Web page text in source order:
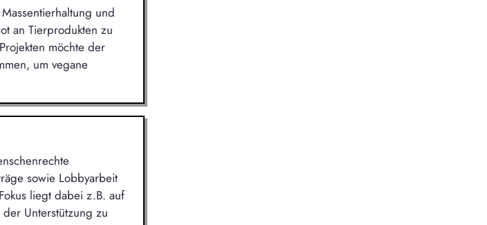
und
an Tierprodukten zu
möchte der
um vegane
sowie Lobbyarbeit
liegt dabei z.B. auf
Unterstützung zu